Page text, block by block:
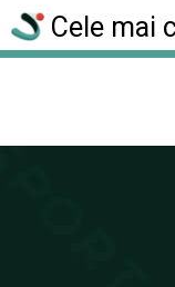
Cele mai